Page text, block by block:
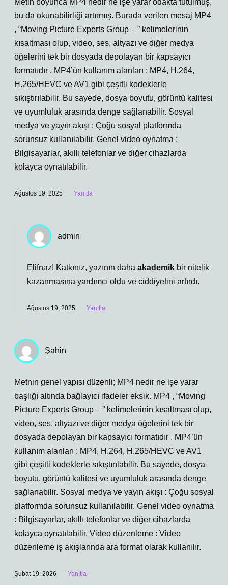
Metin boyunca MP4 nedir ne işe yarar odakta tutulmuş,
bu da okunabilirliği artırmış. Burada verilen mesaj MP4
, “Moving Picture Experts Group – ” kelimelerinin
kısaltması olup, video, ses, altyazı ve diğer medya
öğelerini tek bir dosyada depolayan bir kapsayıcı
formatıdır . MP4’ün kullanım alanları : MP4, H.264,
H.265/HEVC ve AV1 gibi çeşitli kodeklerle
sıkıştırılabilir. Bu sayede, dosya boyutu, görüntü kalitesi
ve uyumluluk arasında denge sağlanabilir. Sosyal
medya ve yayın akışı : Çoğu sosyal platformda
sorunsuz kullanılabilir. Genel video oynatma :
Bilgisayarlar, akıllı telefonlar ve diğer cihazlarda
kolayca oynatılabilir.
Ağustos 19, 2025 Yanıtla
admin
Elifnaz! Katkınız, yazının daha akademik bir nitelik
kazanmasına yardımcı oldu ve ciddiyetini artırdı.
Ağustos 19, 2025 Yanıtla
Şahin
Metnin genel yapısı düzenli; MP4 nedir ne işe yarar
başlığı altında bağlayıcı ifadeler eksik. MP4 , “Moving
Picture Experts Group – ” kelimelerinin kısaltması olup,
video, ses, altyazı ve diğer medya öğelerini tek bir
dosyada depolayan bir kapsayıcı formatıdır . MP4’ün
kullanım alanları : MP4, H.264, H.265/HEVC ve AV1
gibi çeşitli kodeklerle sıkıştırılabilir. Bu sayede, dosya
boyutu, görüntü kalitesi ve uyumluluk arasında denge
sağlanabilir. Sosyal medya ve yayın akışı : Çoğu sosyal
platformda sorunsuz kullanılabilir. Genel video oynatma
: Bilgisayarlar, akıllı telefonlar ve diğer cihazlarda
kolayca oynatılabilir. Video düzenleme : Video
düzenleme iş akışlarında ara format olarak kullanılır.
Şubat 19, 2026 Yanıtla